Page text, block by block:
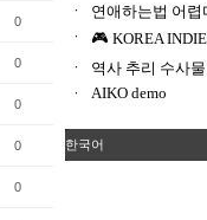
한국어
0
0
0
0
0